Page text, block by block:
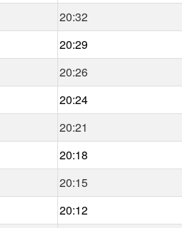
20:32
20:29
20:26
20:24
20:21
20:18
20:15
20:12